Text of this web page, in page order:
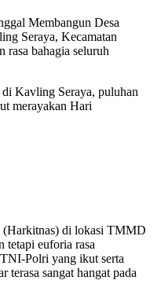
Membangun Desa
Seraya, Kecamatan
rasa bahagia seluruh
Kavling Seraya, puluhan
merayakan Hari
(Harkitnas) di lokasi TMMD
tetapi euforia rasa
TNI-Polri yang ikut serta
terasa sangat hangat pada